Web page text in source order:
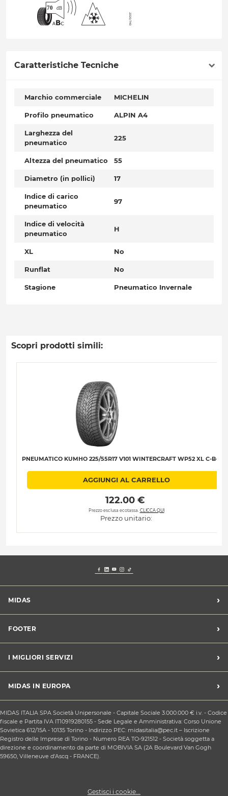
Caratteristiche Tecniche
Marchio commerciale MICHELIN
Profilo pneumatico ALPIN A4
Larghezza del
pneumatico
225
Altezza del pneumatico 55
Diametro (in pollici) 17
Indice di carico
pneumatico
97
Indice di velocità
pneumatico
H
XL No
Runflat No
Stagione Pneumatico Invernale
Scopri prodotti simili:
PNEUMATICO KUMHO 225/55R17 V101 WINTERCRAFT WP52 XL C-B-B-
AGGIUNGI AL CARRELLO
122.00 €
Prezzo esclusa ecotassa. CLICCA QUI
Prezzo unitario:
MIDAS ›
Blog dell'automobilista
Lavora con noi
Chi siamo
FOOTER ›
Apri un centro in franchising
CONDIZIONI PROMOZIONI
Sconti Convenzioni
Privacy policy
Condizioni Generali di Vendita
Contattaci
Responsabilità sociale d'impresa
Cookie Policy
I MIGLIORI SERVIZI ›
Revisione
Cambio gomme stagionale
Cinghia di distribuzione
Ricarica clima
Sostituzione batteria
Sostituzione ammortizzatori
MIDAS IN EUROPA ›
Midas Spagna
Midas Belgio
Midas Portogallo
MIDAS ITALIA SPA Società Unipersonale - Capitale Sociale 3.000.000 € i.v. - Codice
fiscale e Partita IVA IT10919280155 - Sede Legale e Amministrativa: Corso Unione
Sovietica 612/15A - 10135 Torino - Indirizzo PEC: midasitalia@pec.it – Iscrizione
Registro delle Imprese di Torino - Numero REA TO-921512 - Società soggetta a
direzione e coordinamento da parte di MOBIVIA SA (2A Boulevard Van Gogh
59650, Villeneuve d'Ascq - FRANCE).
Gestisci i cookie...